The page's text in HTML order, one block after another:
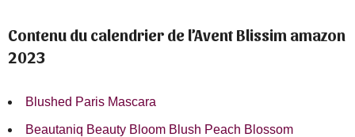
Contenu du calendrier de l’Avent Blissim amazon
2023
Blushed Paris Mascara
Beautaniq Beauty Bloom Blush Peach Blossom